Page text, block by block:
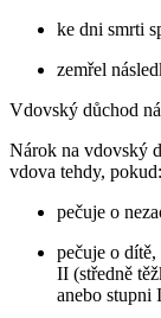
ke dni smrti
zemřel
Vdovský důchod
Nárok na vdovský
vdova tehdy, pokud:
pečuje o
pečuje o
II (středně
anebo stupni